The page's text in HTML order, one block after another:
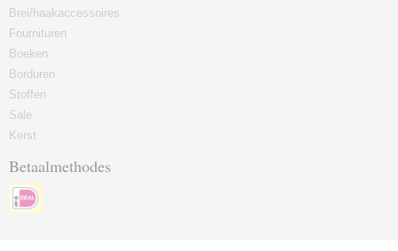
Brei/haakaccessoires
Fournituren
Boeken
Borduren
Stoffen
Sale
Kerst
Betaalmethodes